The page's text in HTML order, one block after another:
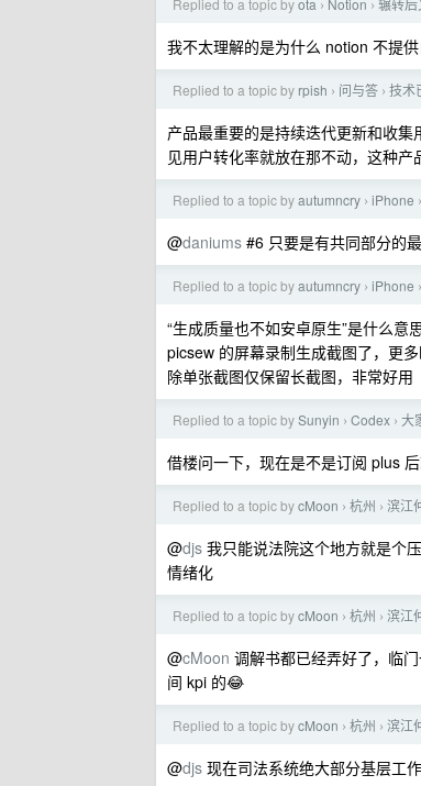
Replied to a topic byota › Notion › 辗转
我不太理解的是为什么 notion 不提
Replied to a topic by rpish › 问与答 › 技术
产品最重要的是持续迭代更新和收
见用户转化率就放在那不动，这种
Replied to a topic byautumncry › iPhone ›
@daniums #6 只要是有共同部分的
Replied to a topic byautumncry › iPhone ›
“生成质量也不如安卓原生”是什么
picsew 的屏幕录制生成截图了，更
除单张截图仅保留长截图，非常好用
Replied to a topic bySunyin › Codex › 大
借楼问一下，现在是不是订阅 plus
Replied to a topic bycMoon › 杭州 › 滨江
@djs 我只能说法院这个地方就是个
情绪化
Replied to a topic bycMoon › 杭州 › 滨江
@cMoon 调解书都已经弄好了，临
间 kpi 的😂
Replied to a topic bycMoon › 杭州 › 滨江
@djs 现在司法系统绝大部分基层工